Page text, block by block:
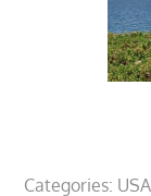
Categories: USA